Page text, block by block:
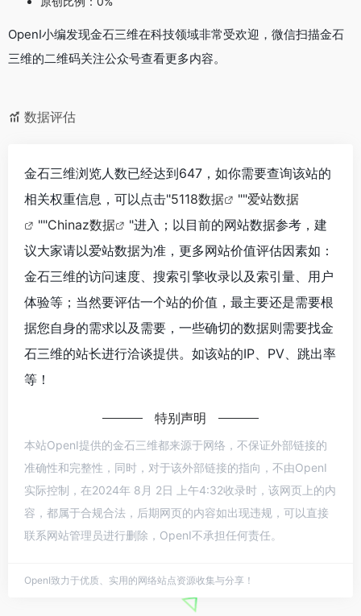
OpenI小编发现金石三维在科技领域非常受欢迎，微信扫描金石
三维的二维码关注公众号查看更多内容。
数据评估
金石三维浏览人数已经达到647，如你需要查询该站的
相关权重信息，可以点击"5118数据 ""爱站数据
""Chinaz数据
"进入；以目前的网站数据参考，建
议大家请以爱站数据为准，更多网站价值评估因素如：
金石三维的访问速度、搜索引擎收录以及索引量、用户
体验等；当然要评估一个站的价值，最主要还是需要根
据您自身的需求以及需要，一些确切的数据则需要找金
石三维的站长进行洽谈提供。如该站的IP、PV、跳出率
等！
特别声明
本站OpenI提供的金石三维都来源于网络，不保证外部链接的
准确性和完整性，同时，对于该外部链接的指向，不由OpenI
实际控制，在2024年 8月 2日 上午4:32收录时，该网页上的内
容，都属于合规合法，后期网页的内容如出现违规，可以直接
联系网站管理员进行删除，OpenI不承担任何责任。
OpenI致力于优质、实用的网络站点资源收集与分享！